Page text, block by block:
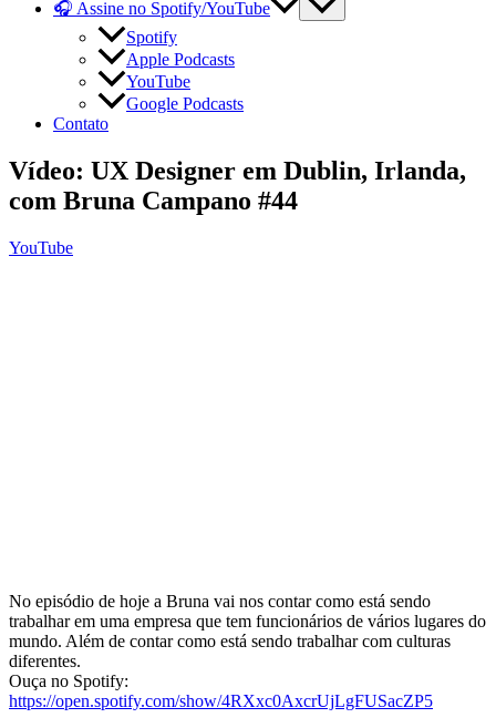
🎧 Assine no Spotify/YouTube
Spotify
Apple Podcasts
YouTube
Google Podcasts
Contato
Vídeo: UX Designer em Dublin, Irlanda,
com Bruna Campano #44
YouTube
No episódio de hoje a Bruna vai nos contar como está sendo
trabalhar em uma empresa que tem funcionários de vários lugares do
mundo. Além de contar como está sendo trabalhar com culturas
diferentes.
Ouça no Spotify:
https://open.spotify.com/show/4RXxc0AxcrUjLgFUSacZP5